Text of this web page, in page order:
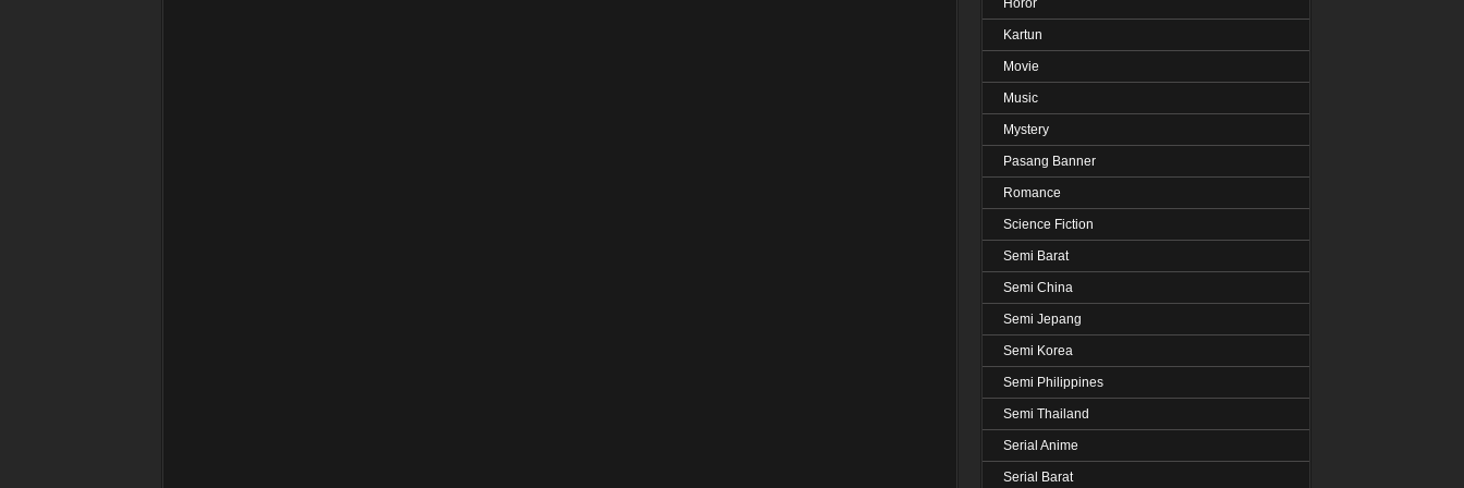
Horor
Kartun
Movie
Music
Mystery
Pasang Banner
Romance
Science Fiction
Semi Barat
Semi China
Semi Jepang
Semi Korea
Semi Philippines
Semi Thailand
Serial Anime
Serial Barat